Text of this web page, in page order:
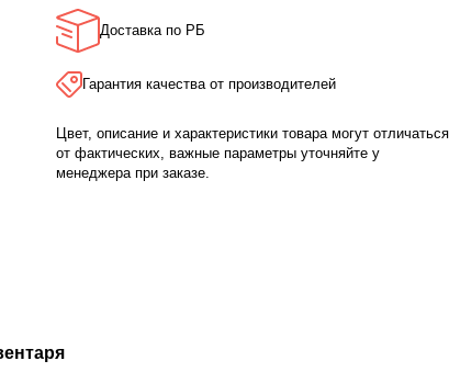
Доставка по РБ
Гарантия качества от производителей
Цвет, описание и характеристики товара могут отличаться
от фактических, важные параметры уточняйте у
менеджера при заказе.